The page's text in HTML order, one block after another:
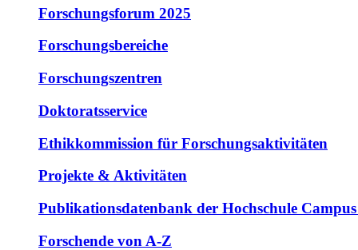
Forschungsforum 2025
Forschungsbereiche
Forschungszentren
Doktoratsservice
Ethikkommission für Forschungsaktivitäten
Projekte & Aktivitäten
Publikationsdatenbank der Hochschule
Forschende von A-Z